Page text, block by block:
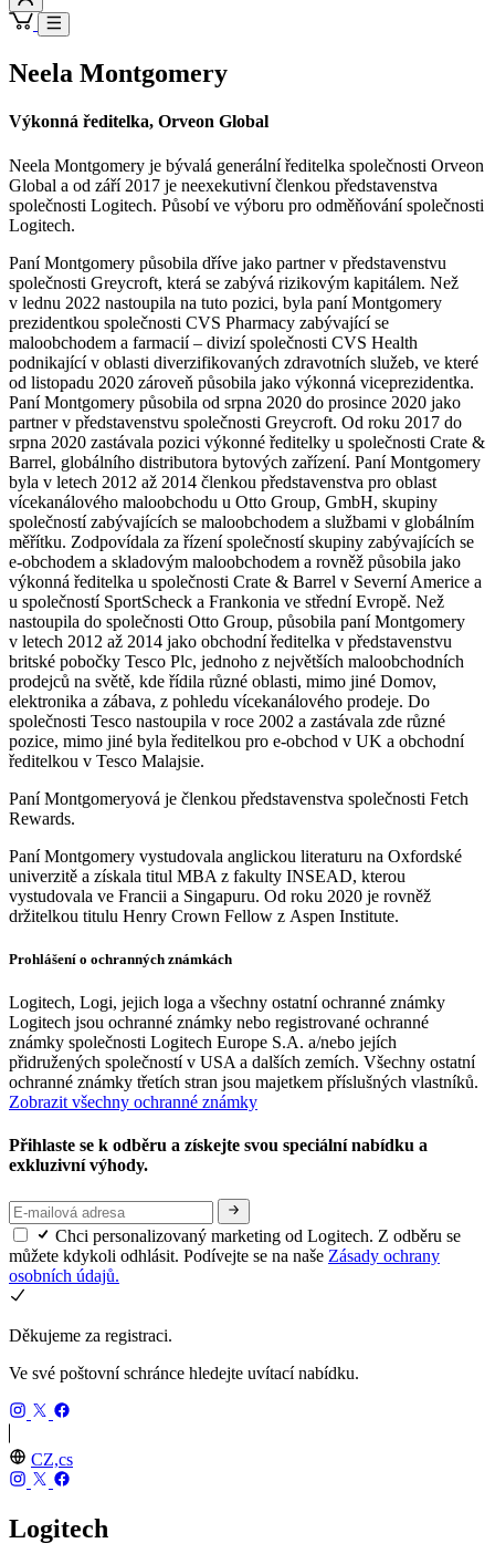
Neela Montgomery
Výkonná ředitelka, Orveon Global
Neela Montgomery je bývalá generální ředitelka společnosti Orveon
Global a od září 2017 je neexekutivní členkou představenstva
společnosti Logitech. Působí ve výboru pro odměňování společnosti
Logitech.
Paní Montgomery působila dříve jako partner v představenstvu
společnosti Greycroft, která se zabývá rizikovým kapitálem. Než
v lednu 2022 nastoupila na tuto pozici, byla paní Montgomery
prezidentkou společnosti CVS Pharmacy zabývající se
maloobchodem a farmacií – divizí společnosti CVS Health
podnikající v oblasti diverzifikovaných zdravotních služeb, ve které
od listopadu 2020 zároveň působila jako výkonná viceprezidentka.
Paní Montgomery působila od srpna 2020 do prosince 2020 jako
partner v představenstvu společnosti Greycroft. Od roku 2017 do
srpna 2020 zastávala pozici výkonné ředitelky u společnosti Crate &
Barrel, globálního distributora bytových zařízení. Paní Montgomery
byla v letech 2012 až 2014 členkou představenstva pro oblast
vícekanálového maloobchodu u Otto Group, GmbH, skupiny
společností zabývajících se maloobchodem a službami v globálním
měřítku. Zodpovídala za řízení společností skupiny zabývajících se
e-obchodem a skladovým maloobchodem a rovněž působila jako
výkonná ředitelka u společnosti Crate & Barrel v Severní Americe a
u společností SportScheck a Frankonia ve střední Evropě. Než
nastoupila do společnosti Otto Group, působila paní Montgomery
v letech 2012 až 2014 jako obchodní ředitelka v představenstvu
britské pobočky Tesco Plc, jednoho z největších maloobchodních
prodejců na světě, kde řídila různé oblasti, mimo jiné Domov,
elektronika a zábava, z pohledu vícekanálového prodeje. Do
společnosti Tesco nastoupila v roce 2002 a zastávala zde různé
pozice, mimo jiné byla ředitelkou pro e-obchod v UK a obchodní
ředitelkou v Tesco Malajsie.
Paní Montgomeryová je členkou představenstva společnosti Fetch
Rewards.
Paní Montgomery vystudovala anglickou literaturu na Oxfordské
univerzitě a získala titul MBA z fakulty INSEAD, kterou
vystudovala ve Francii a Singapuru. Od roku 2020 je rovněž
držitelkou titulu Henry Crown Fellow z Aspen Institute.
Prohlášení o ochranných známkách
Logitech, Logi, jejich loga a všechny ostatní ochranné známky
Logitech jsou ochranné známky nebo registrované ochranné
známky společnosti Logitech Europe S.A. a/nebo jejích
přidružených společností v USA a dalších zemích. Všechny ostatní
ochranné známky třetích stran jsou majetkem příslušných vlastníků.
Zobrazit všechny ochranné známky
Přihlaste se k odběru a získejte svou speciální nabídku a
exkluzivní výhody.
Chci personalizovaný marketing od Logitech. Z odběru se
můžete kdykoli odhlásit. Podívejte se na naše Zásady ochrany
osobních údajů.
Děkujeme za registraci.
Ve své poštovní schránce hledejte uvítací nabídku.
CZ,cs
Logitech